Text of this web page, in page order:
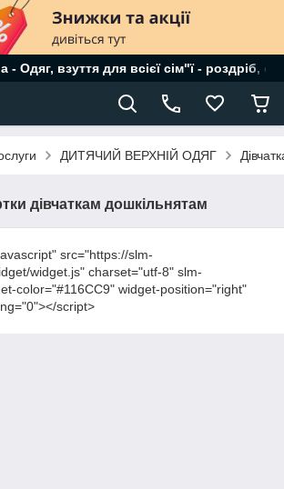
- Одяг, взуття для всієї сім"ї - роздріб,
ДИТЯЧИЙ ВЕРХНІЙ ОДЯГ
дівчаткам дошкільнятам
src="https://slm-
widget.js" charset="utf-8" slm-
color="#116CC9" widget-position="right"
script>